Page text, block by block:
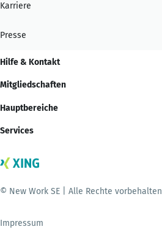
Karriere
Presse
Hilfe & Kontakt
Mitgliedschaften
Hauptbereiche
Services
© New Work SE | Alle Rechte vorbehalten
Impressum